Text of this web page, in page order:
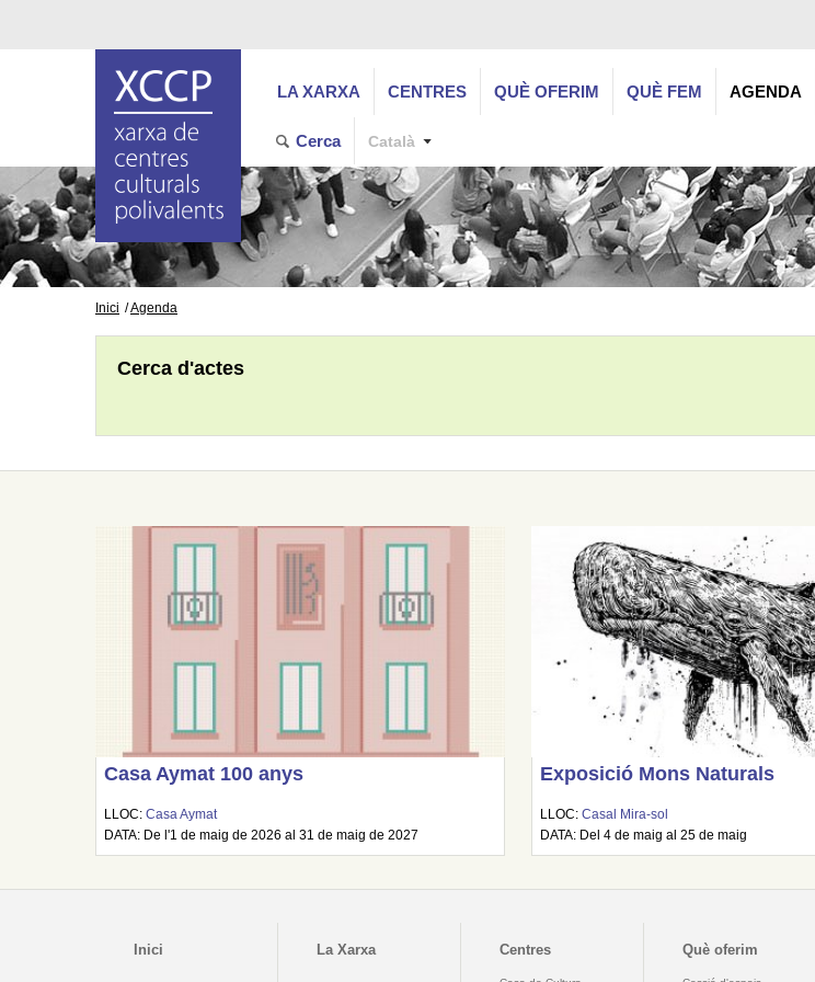
LA XARXA CENTRES QUÈ OFERIM QUÈ FEM AGENDA
Cerca Català
Inici Agenda
Cerca d'actes
Casa Aymat 100 anys
LLOC:Casa Aymat
DATA: De l'1 de maig de 2026 al 31 de maig de 2027
Exposició Mons Naturals
LLOC:Casal Mira-sol
DATA: Del 4 de maig al 25 de maig
Inici La Xarxa Centres Què oferim